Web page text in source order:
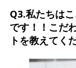
Q3.私たちは
です！！こだ
トを教えてく